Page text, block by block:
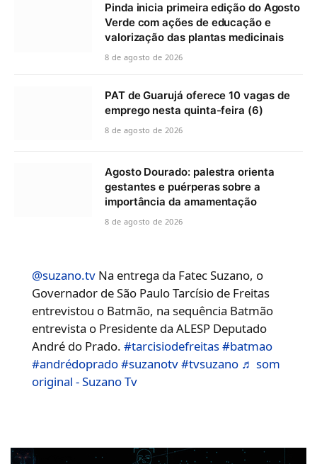
Pinda inicia primeira edição do Agosto
Verde com ações de educação e
valorização das plantas medicinais
8 de agosto de 2026
PAT de Guarujá oferece 10 vagas de
emprego nesta quinta-feira (6)
8 de agosto de 2026
Agosto Dourado: palestra orienta
gestantes e puérperas sobre a
importância da amamentação
8 de agosto de 2026
@suzano.tv Na entrega da Fatec Suzano, o
Governador de São Paulo Tarcísio de Freitas
entrevistou o Batmão, na sequência Batmão
entrevista o Presidente da ALESP Deputado
André do Prado.#tarcisiodefreitas#batmao
#andrédoprado#suzanotv#tvsuzano ♬ som
original - Suzano Tv